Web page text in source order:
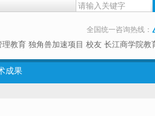
全国统一咨询热线：
理教育 独角兽加速项目 校友 长江商学院教
成果